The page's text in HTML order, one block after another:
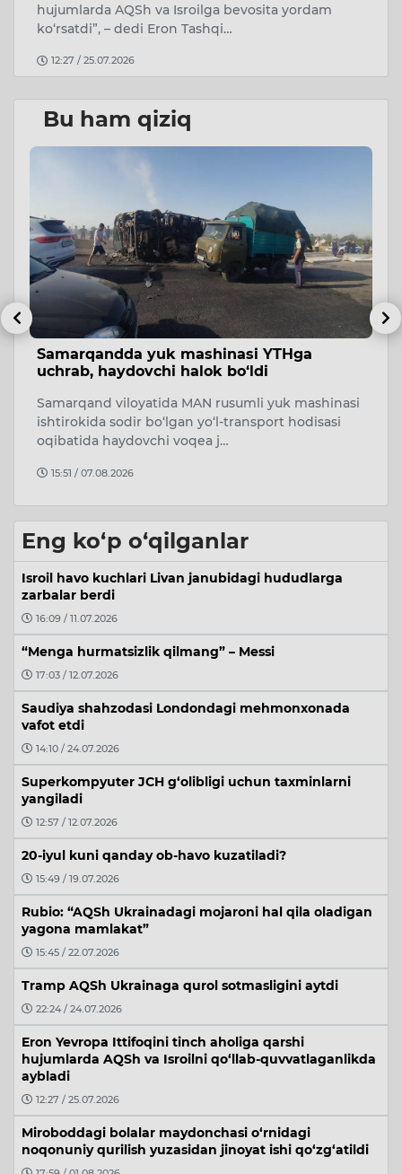
hujumlarda AQSh va Isroilga bevosita yordam
ko‘rsatdi”, – dedi Eron Tashqi…
12:27 / 25.07.2026
Bu ham qiziq
Samarqandda yuk mashinasi YTHga
uchrab, haydovchi halok bo‘ldi
Samarqand viloyatida MAN rusumli yuk mashinasi
ishtirokida sodir bo‘lgan yo‘l-transport hodisasi
oqibatida haydovchi voqea j…
15:51 / 07.08.2026
Eng ko‘p o‘qilganlar
Isroil havo kuchlari Livan janubidagi hududlarga
zarbalar berdi
16:09 / 11.07.2026
“Menga hurmatsizlik qilmang” – Messi
17:03 / 12.07.2026
Saudiya shahzodasi Londondagi mehmonxonada
vafot etdi
14:10 / 24.07.2026
Superkompyuter JCH g‘olibligi uchun taxminlarni
yangiladi
12:57 / 12.07.2026
20-iyul kuni qanday ob-havo kuzatiladi?
15:49 / 19.07.2026
Rubio: “AQSh Ukrainadagi mojaroni hal qila oladigan
yagona mamlakat”
15:45 / 22.07.2026
Tramp AQSh Ukrainaga qurol sotmasligini aytdi
22:24 / 24.07.2026
Eron Yevropa Ittifoqini tinch aholiga qarshi
hujumlarda AQSh va Isroilni qo‘llab-quvvatlaganlikda
aybladi
12:27 / 25.07.2026
Miroboddagi bolalar maydonchasi o‘rnidagi
noqonuniy qurilish yuzasidan jinoyat ishi qo‘zg‘atildi